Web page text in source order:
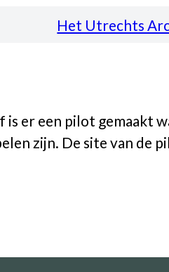
Het Utrechts
een pilot gemaakt
zijn. De site van de